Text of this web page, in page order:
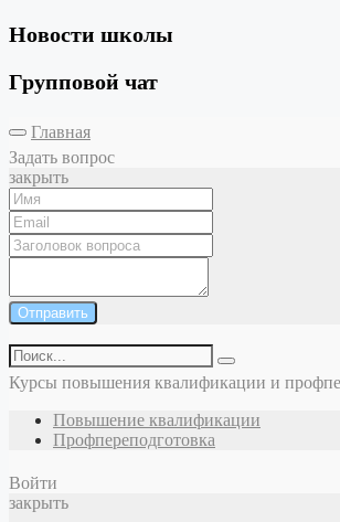
Новости школы
Групповой чат
Главная
Задать вопрос
закрыть
Отправить
Курсы повышения квалификации и
Повышение квалификации
Профпереподготовка
Войти
закрыть